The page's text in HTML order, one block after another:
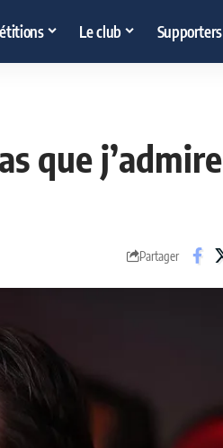
Le club Supporters
que j’admire
Partager